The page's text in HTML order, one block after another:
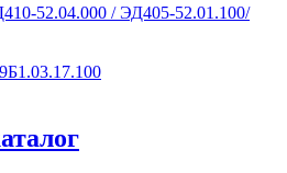
52.04.000 / ЭД405-52.01.100/